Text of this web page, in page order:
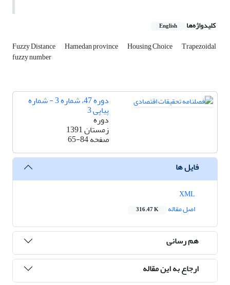
کلیدواژه‌ها English
Fuzzy Distance Hamedan province Housing Choice Trapezoidal
fuzzy number
دوره 47، شماره 3 - شماره
پیاپی 3
دوره
زمستان 1391
صفحه65-84
فایل ها
اصل مقاله
316.47 K
هم رسانی
ارجاع به این مقاله